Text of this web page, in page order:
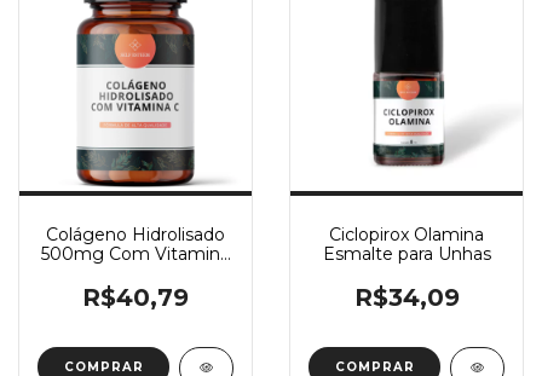
Colágeno Hidrolisado
500mg Com Vitamina
R$40,79
Ciclopirox Olamina
Esmalte para Unhas
R$34,09
COMPRAR